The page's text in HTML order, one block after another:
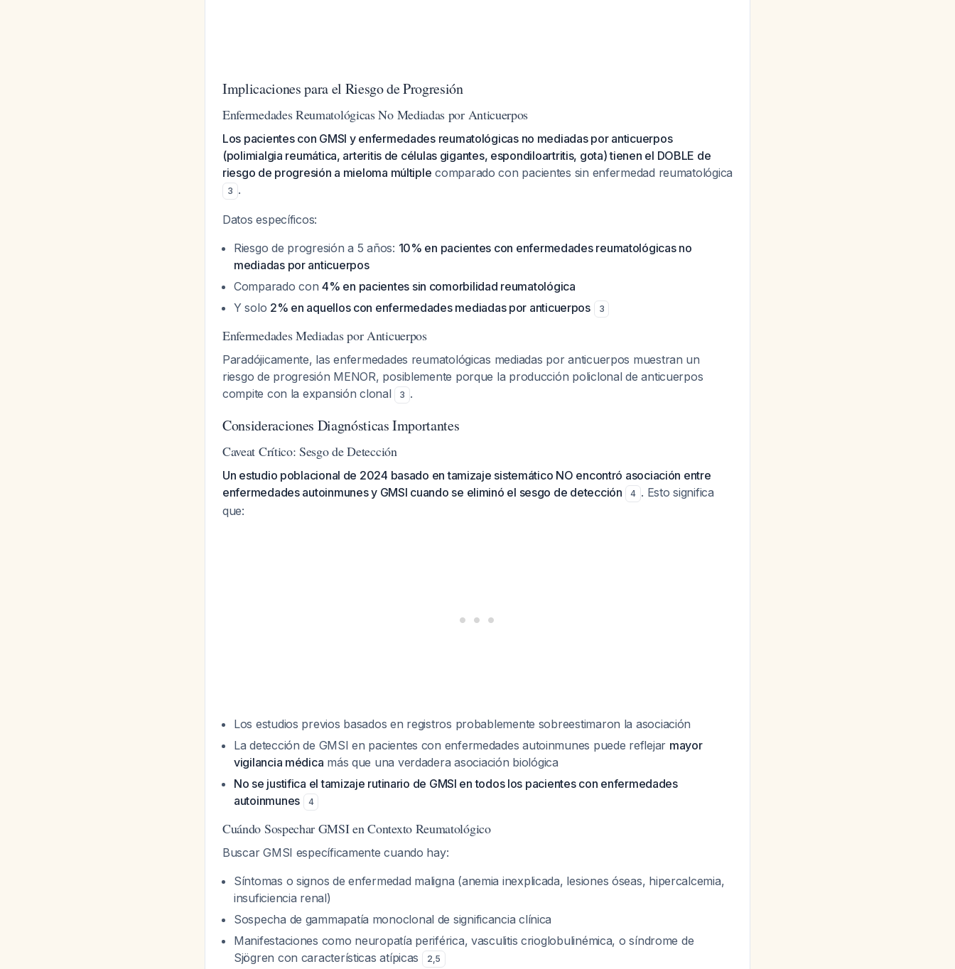
Implicaciones para el Riesgo de Progresión
Enfermedades Reumatológicas No Mediadas por Anticuerpos
Los pacientes con GMSI y enfermedades reumatológicas no mediadas por anticuerpos
(polimialgia reumática, arteritis de células gigantes, espondiloartritis, gota) tienen el DOBLE de
riesgo de progresión a mieloma múltiple comparado con pacientes sin enfermedad reumatológica
3 .
Datos específicos:
Riesgo de progresión a 5 años: 10% en pacientes con enfermedades reumatológicas no
mediadas por anticuerpos
Comparado con4% en pacientes sin comorbilidad reumatológica
Y solo 2% en aquellos con enfermedades mediadas por anticuerpos 3
Enfermedades Mediadas por Anticuerpos
Paradójicamente, las enfermedades reumatológicas mediadas por anticuerpos muestran un
riesgo de progresión MENOR, posiblemente porque la producción policlonal de anticuerpos
compite con la expansión clonal
3 .
Consideraciones Diagnósticas Importantes
Caveat Crítico: Sesgo de Detección
Un estudio poblacional de 2024 basado en tamizaje sistemático NO encontró asociación entre
enfermedades autoinmunes y GMSI cuando se eliminó el sesgo de detección
4 . Esto significa
que:
Los estudios previos basados en registros probablemente sobreestimaron la asociación
La detección de GMSI en pacientes con enfermedades autoinmunes puede reflejar mayor
vigilancia médica más que una verdadera asociación biológica
No se justifica el tamizaje rutinario de GMSI en todos los pacientes con enfermedades
autoinmunes
4
Cuándo Sospechar GMSI en Contexto Reumatológico
Buscar GMSI específicamente cuando hay:
Síntomas o signos de enfermedad maligna (anemia inexplicada, lesiones óseas, hipercalcemia,
insuficiencia renal)
Sospecha de gammapatía monoclonal de significancia clínica
Manifestaciones como neuropatía periférica, vasculitis crioglobulinémica, o síndrome de
Sjögren con características atípicas
2,5